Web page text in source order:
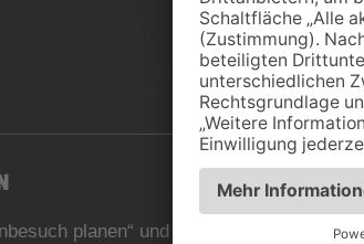
planen“ und finde den
STORE